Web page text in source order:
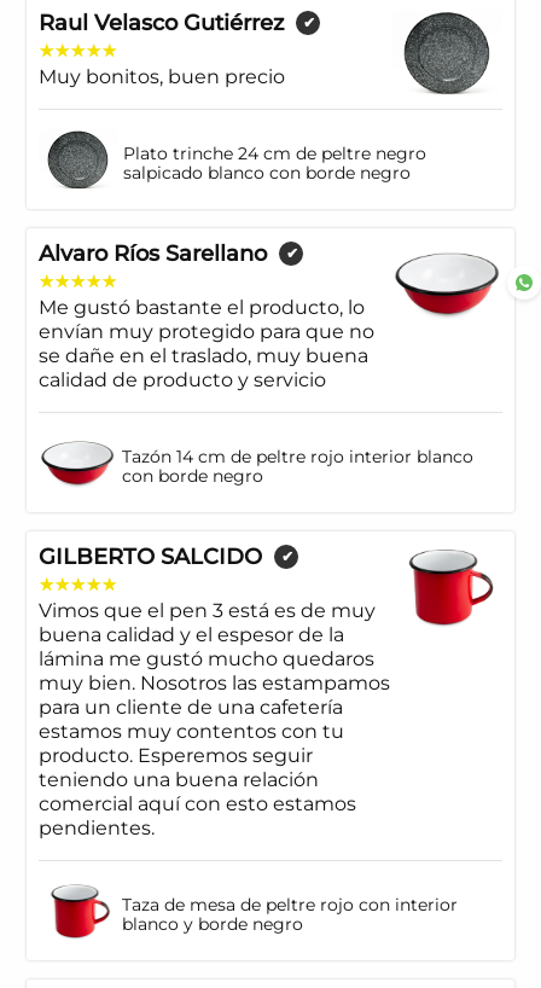
Raul Velasco Gutiérrez ✔
Muy bonitos, buen precio
Plato trinche 24 cm de peltre negro
salpicado blanco con borde negro
Alvaro Ríos Sarellano ✔
Me gustó bastante el producto, lo
envían muy protegido para que no
se dañe en el traslado, muy buena
calidad de producto y servicio
Tazón 14 cm de peltre rojo interior blanco
con borde negro
GILBERTO SALCIDO ✔
Vimos que el pen 3 está es de muy
buena calidad y el espesor de la
lámina me gustó mucho quedaros
muy bien. Nosotros las estampamos
para un cliente de una cafetería
estamos muy contentos con tu
producto. Esperemos seguir
teniendo una buena relación
comercial aquí con esto estamos
pendientes.
Taza de mesa de peltre rojo con interior
blanco y borde negro